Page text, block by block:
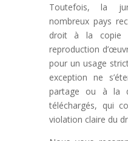
Toutefois, la
nombreux pays
droit à la copie
reproduction
pour un usage
exception ne
partage ou à la
téléchargés, qui
violation claire du